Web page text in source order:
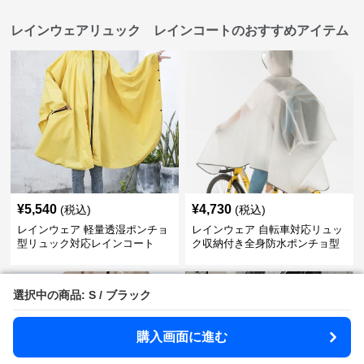
選択中の商品: S / ブラック
購入画面に進む
選択中の商品: S / ブラック
購入画面に進む
レインウェアリュック レインコートのおすすめアイテム
¥5,540 (税込)
レインウェア 軽量透湿ポンチョ
型リュック対応レインコート
¥4,730 (税込)
レインウェア 自転車対応リュッ
ク収納付き全身防水ポンチョ型